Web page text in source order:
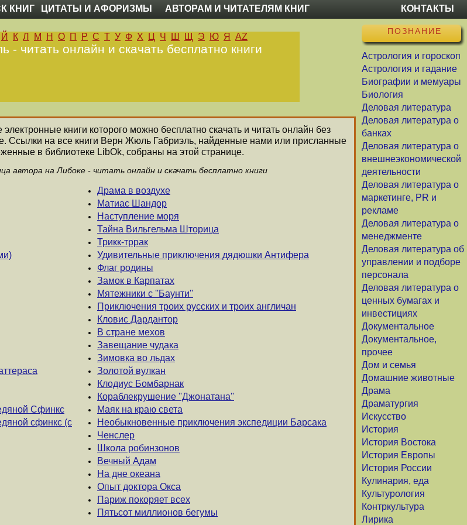
КНИГ ЦИТАТЫ И АФОРИЗМЫ АВТОРАМ И ЧИТАТЕЛЯМ КНИГ КОНТАКТЫ
ПОЗНАНИЕ
Астрология и гороскоп
Астрология и гадание
Биографии и мемуары
Биология
Деловая литература
Деловая литература о
банках
Деловая литература о
внешнеэкономической
деятельности
Деловая литература о
маркетинге, PR и
рекламе
Деловая литература о
менеджменте
Деловая литература об
управлении и подборе
персонала
Деловая литература о
ценных бумагах и
инвестициях
Документальное
Документальное,
прочее
Дом и семья
Домашние животные
Драма
Драматургия
Искусство
История
История Востока
История Европы
История России
Кулинария, еда
Культурология
Контркультура
Лирика
Й К Л М Н О П Р С Т У Ф Х Ц Ч Ш Щ Э Ю Я AZ
- читать онлайн и скачать бесплатно книги
электронные книги которого можно бесплатно скачать и читать онлайн без
Ссылки на все книги Верн Жюль Габриэль, найденные нами или присланные
в библиотеке LibOk, собраны на этой странице.
автора на Либоке - читать онлайн и скачать бесплатно книги
Сфинкс
сфинкс (с
Драма в воздухе
Матиас Шандор
Наступление моря
Тайна Вильгельма Шторица
Трикк-тррак
Удивительные приключения дядюшки Антифера
Флаг родины
Замок в Карпатах
Мятежники с ''Баунти''
Приключения троих русских и троих англичан
Кловис Дардантор
В стране мехов
Завещание чудака
Зимовка во льдах
Золотой вулкан
Клодиус Бомбарнак
Кораблекрушение ''Джонатана''
Маяк на краю света
Необыкновенные приключения экспедиции Барсака
Ченслер
Школа робинзонов
Вечный Адам
На дне океана
Опыт доктора Окса
Париж покоряет всех
Пятьсот миллионов бегумы